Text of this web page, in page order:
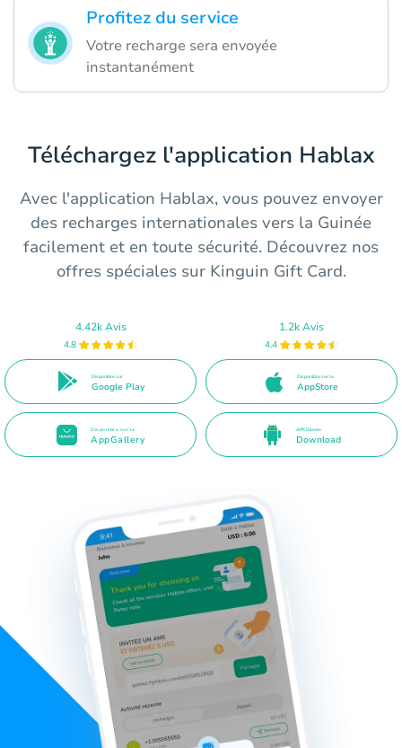
Profitez du service
Votre recharge sera envoyée
instantanément
Téléchargez l'application Hablax
Avec l'application Hablax, vous pouvez envoyer
des recharges internationales vers la Guinée
facilement et en toute sécurité. Découvrez nos
offres spéciales sur Kinguin Gift Card.
4.42k Avis
4.8
Disponible sur
Google Play
1.2k Avis
4.4
Disponible sur la
AppStore
Disponible sur la
AppGallery
APK Directe
Download